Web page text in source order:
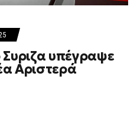
υπέγραψε
Αριστερά